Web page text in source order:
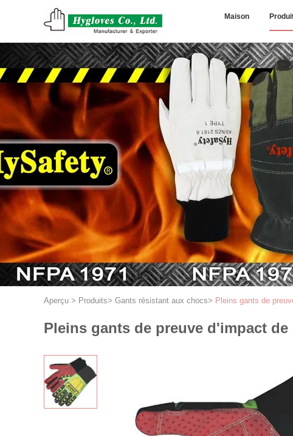
Maison
Aperçu > Produits> Gants résistant aux chocs> Pleins gants de
Pleins gants de preuve d'impact